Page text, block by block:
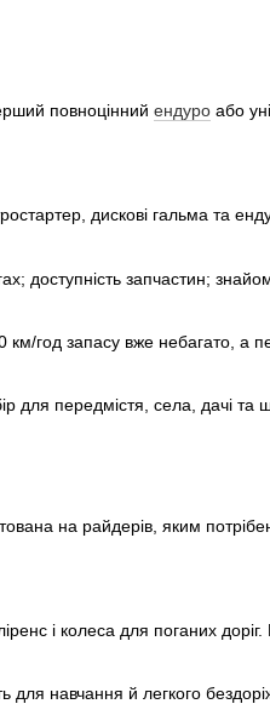
повноцінний ендуро або
дискові гальма та
доступність запчастин;
км/год запасу вже небагато, а
для передмістя, села, дачі та
на райдерів, яким
і колеса для поганих
для навчання й легкого